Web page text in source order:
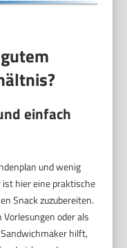
einfach
und wenig
hier eine praktische
Snack zuzubereiten.
oder als
hilft,